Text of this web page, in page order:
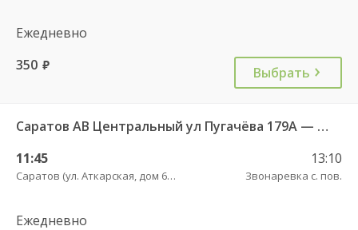
Ежедневно
350 руб. Выбрать
Саратов АВ Центральный ул Пугачёва 179А — Маркс ул Ленина 36 Б
11:45
Саратов (ул. Аткарская, дом 66 А)
13:10
Звонаревка с. пов.
Ежедневно